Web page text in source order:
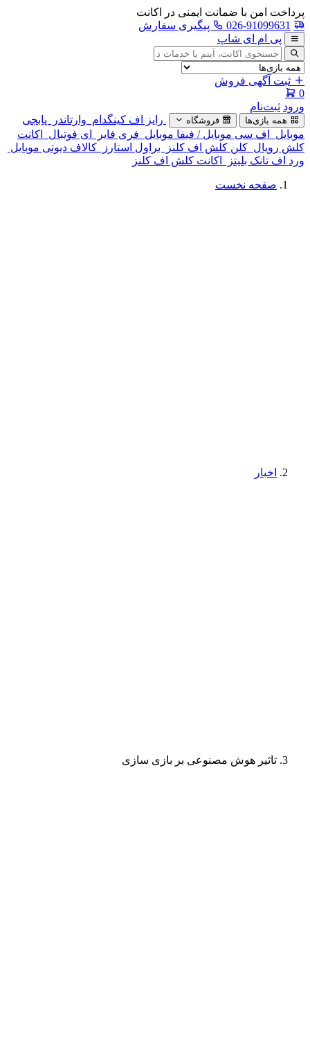
پرداخت امن با ضمانت ایمنی در اکانت
026-91099631
پیگیری سفارش
پی ام ای شاپ
جستجوی
آگهی
ثبت آگهی فروش
0
ورود ثبت‌نام
همه بازی‌ها فروشگاه رایز اف کینگدام وارتاندر
پابجی
موبایل
اف سی موبایل / فیفا موبایل فری فایر ای فوتبال
اکانت
کلش رویال کلن کلش اف کلنز براول استارز
کالاف دیوتی موبایل
ورد اف تانک بلیتز
اکانت کلش اف کلنز
صفحه نخست
اخبار
تاثیر هوش مصنوعی بر بازی سازی